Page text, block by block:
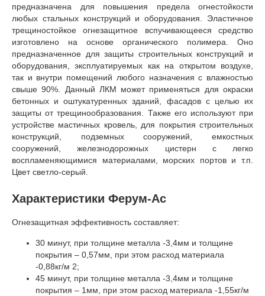
предназначена для повышения предела огнестойкости
любых стальных конструкций и оборудования. Эластичное
трещиностойкое огнезащитное вспучивающееся средство
изготовлено на основе органического полимера. Оно
предназначенное для защиты строительных конструкций и
оборудования, эксплуатируемых как на открытом воздухе,
так и внутри помещений любого назначения с влажностью
свыше 90%. Данный ЛКМ может применяться для окраски
бетонных и оштукатуренных зданий, фасадов с целью их
защиты от трещинообразования. Также его используют при
устройстве мастичных кровель, для покрытия строительных
конструкций, подземных сооружений, емкостных
сооружений, железнодорожных цистерн с легко
воспламеняющимися материалами, морских портов и т.п.
Цвет светло-серый.
Характеристики Ферум-Ас
Огнезащитная эффективность составляет:
30 минут, при толщине металла -3,4мм и толщине
покрытия – 0,57мм, при этом расход материала
-0,88кг/м 2;
45 минут, при толщине металла -3,4мм и толщине
покрытия – 1мм, при этом расход материала -1,55кг/м